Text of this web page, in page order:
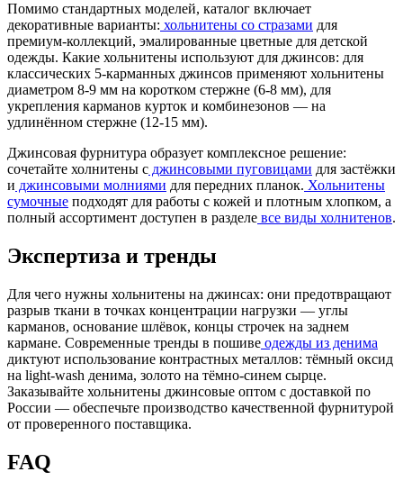
Помимо стандартных моделей, каталог включает
декоративные варианты: хольнитены со стразами для
премиум-коллекций, эмалированные цветные для детской
одежды. Какие хольнитены используют для джинсов: для
классических 5-карманных джинсов применяют хольнитены
диаметром 8-9 мм на коротком стержне (6-8 мм), для
укрепления карманов курток и комбинезонов — на
удлинённом стержне (12-15 мм).
Джинсовая фурнитура образует комплексное решение:
сочетайте холнитены с джинсовыми пуговицами для застёжки
и джинсовыми молниями для передних планок. Хольнитены
сумочные подходят для работы с кожей и плотным хлопком, а
полный ассортимент доступен в разделе все виды холнитенов.
Экспертиза и тренды
Для чего нужны хольнитены на джинсах: они предотвращают
разрыв ткани в точках концентрации нагрузки — углы
карманов, основание шлёвок, концы строчек на заднем
кармане. Современные тренды в пошиве одежды из денима
диктуют использование контрастных металлов: тёмный оксид
на light-wash денима, золото на тёмно-синем сырце.
Заказывайте хольнитены джинсовые оптом с доставкой по
России — обеспечьте производство качественной фурнитурой
от проверенного поставщика.
FAQ